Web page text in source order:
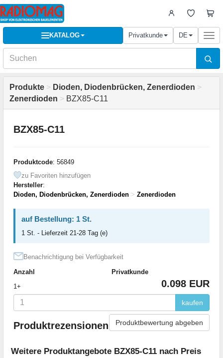
KATALOG Privatkunde DE
Produkte > Dioden, Diodenbrücken, Zenerdioden >
Zenerdioden > BZX85-C11
BZX85-C11
Produktcode: 56849
zu Favoriten hinzufügen
Hersteller:
Dioden, Diodenbrücken, Zenerdioden > Zenerdioden
auf Bestellung: 1 St.
1 St. - Lieferzeit 21-28 Tag (e)
Benachrichtigung bei Verfügbarkeit
Anzahl
Privatkunde
1+
0.098 EUR
kaufen
Produktrezensionen Produktbewertung abgeben
Weitere Produktangebote BZX85-C11 nach Preis